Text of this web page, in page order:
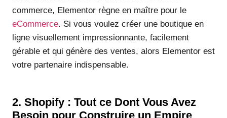
commerce, Elementor règne en maître pour le
eCommerce. Si vous voulez créer une boutique en
ligne visuellement impressionnante, facilement
gérable et qui génère des ventes, alors Elementor est
votre partenaire indispensable.
2. Shopify : Tout ce Dont Vous Avez
Besoin pour Construire un Empire